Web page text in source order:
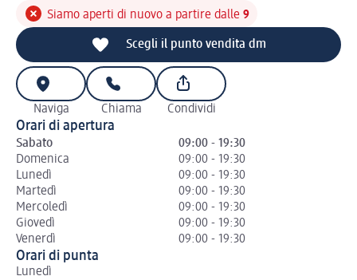
Siamo aperti di nuovo a partire dalle 9
Scegli il punto vendita dm
Naviga Chiama Condividi
Orari di apertura
Sabato
09:00 - 19:30
Domenica
09:00 - 19:30
Lunedì
09:00 - 19:30
Martedì
09:00 - 19:30
Mercoledì
09:00 - 19:30
Giovedì
09:00 - 19:30
Venerdì
09:00 - 19:30
Orari di punta
Lunedì